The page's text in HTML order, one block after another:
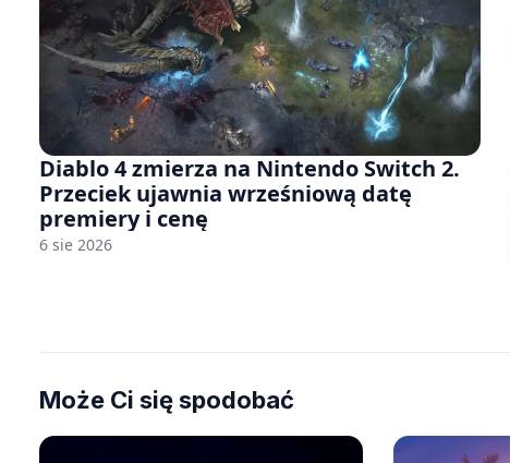
Diablo 4 zmierza na Nintendo Switch 2.
Przeciek ujawnia wrześniową datę
premiery i cenę
6 sie 2026
Może Ci się spodobać